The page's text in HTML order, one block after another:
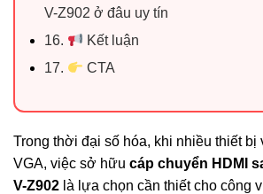
V-Z902 ở đâu uy tín
16.
Kết luận
17.
CTA
Trong thời đại số hóa, khi nhiều thiết bị
VGA, việc sở hữu cáp chuyển HDMI
V-Z902 là lựa chọn cần thiết cho công